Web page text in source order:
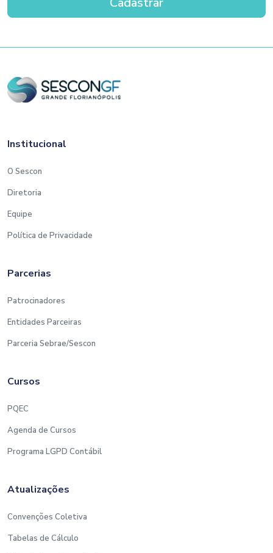
Institucional
O Sescon
Diretoria
Equipe
Política de Privacidade
Parcerias
Patrocinadores
Entidades Parceiras
Parceria Sebrae/Sescon
Cursos
PQEC
Agenda de Cursos
Programa LGPD Contábil
Atualizações
Convenções Coletiva
Tabelas de Cálculo